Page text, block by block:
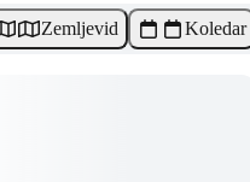
Zemljevid Koledar